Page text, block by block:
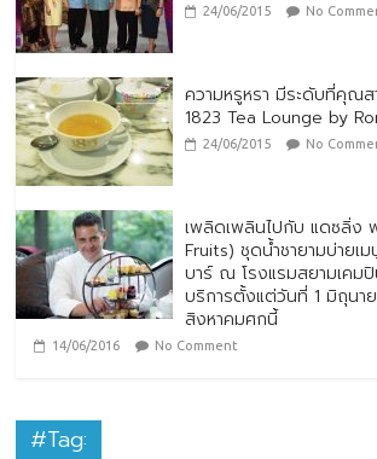
24/06/2015 No
ความหรูหรา มีระดับที่คุณ
1823 Tea Lounge by
24/06/2015 No
เพลิดเพลินไปกับ แดซลิ่ง
Fruits) ชุดน้ำชายามบ่ายเม
บาร์ ณ โรงแรมสยามเคม
บริการตั้งแต่วันที่ 1 มิถุนา
สิงหาคมศกนี้
14/06/2016 No Comment
#Tag: